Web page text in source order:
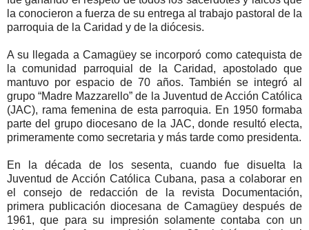
la conocieron a fuerza de su entrega al trabajo pastoral de la
parroquia de la Caridad y de la diócesis.
A su llegada a Camagüey se incorporó como catequista de
la comunidad parroquial de la Caridad, apostolado que
mantuvo por espacio de 70 años. También se integró al
grupo “Madre Mazzarello” de la Juventud de Acción Católica
(JAC), rama femenina de esta parroquia. En 1950 formaba
parte del grupo diocesano de la JAC, donde resultó electa,
primeramente como secretaria y más tarde como presidenta.
En la década de los sesenta, cuando fue disuelta la
Juventud de Acción Católica Cubana, pasa a colaborar en
el consejo de redacción de la revista Documentación,
primera publicación diocesana de Camagüey después de
1961, que para su impresión solamente contaba con un